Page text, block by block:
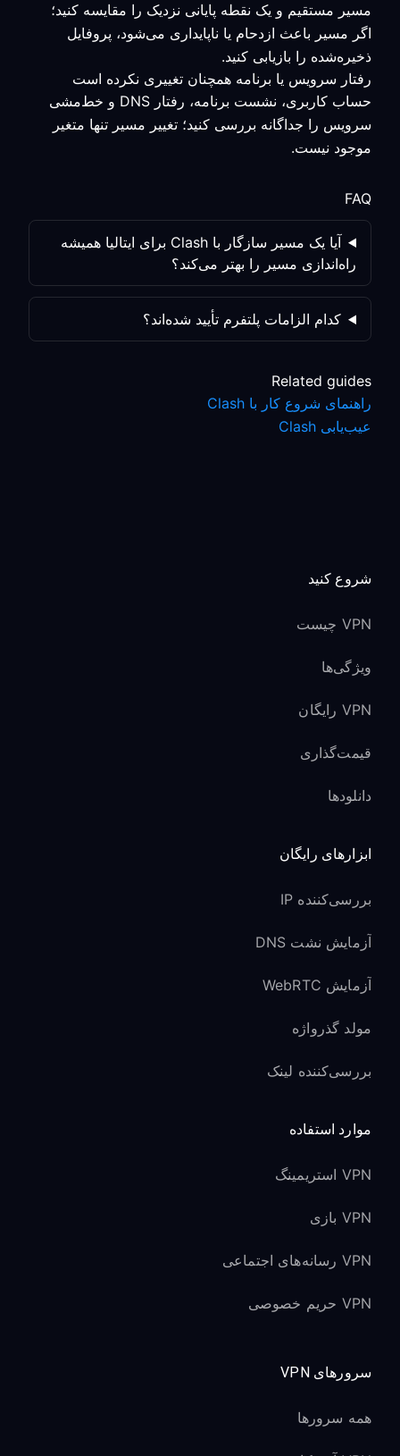
مسیر مستقیم و یک نقطه پایانی نزدیک را مقایسه کنید؛
اگر مسیر باعث ازدحام یا ناپایداری می‌شود، پروفایل
ذخیره‌شده را بازیابی کنید.
رفتار سرویس یا برنامه همچنان تغییری نکرده است
حساب کاربری، نشست برنامه، رفتار DNS و خط‌مشی
سرویس را جداگانه بررسی کنید؛ تغییر مسیر تنها متغیر
موجود نیست.
FAQ
آیا یک مسیر سازگار با Clash برای ایتالیا همیشه
راه‌اندازی مسیر را بهتر می‌کند؟
کدام الزامات پلتفرم تأیید شده‌اند؟
Related guides
راهنمای شروع کار با Clash
عیب‌یابی Clash
شروع کنید
VPN چیست
ویژگی‌ها
VPN رایگان
قیمت‌گذاری
دانلودها
ابزارهای رایگان
بررسی‌کننده IP
آزمایش نشت DNS
آزمایش WebRTC
مولد گذرواژه
بررسی‌کننده لینک
موارد استفاده
VPN استریمینگ
VPN بازی
VPN رسانه‌های اجتماعی
VPN حریم خصوصی
سرورهای VPN
همه سرورها